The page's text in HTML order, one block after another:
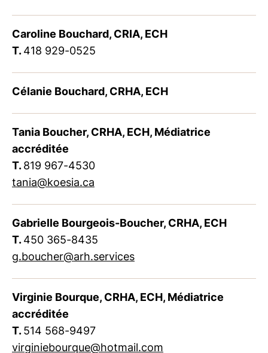
Caroline Bouchard, CRIA, ECH
T.418 929-0525
Célanie Bouchard, CRHA, ECH
Tania Boucher, CRHA, ECH, Médiatrice
accréditée
T.819 967-4530
tania@koesia.ca
Gabrielle Bourgeois-Boucher, CRHA, ECH
T.450 365-8435
g.boucher@arh.services
Virginie Bourque, CRHA, ECH, Médiatrice
accréditée
T.514 568-9497
virginiebourque@hotmail.com